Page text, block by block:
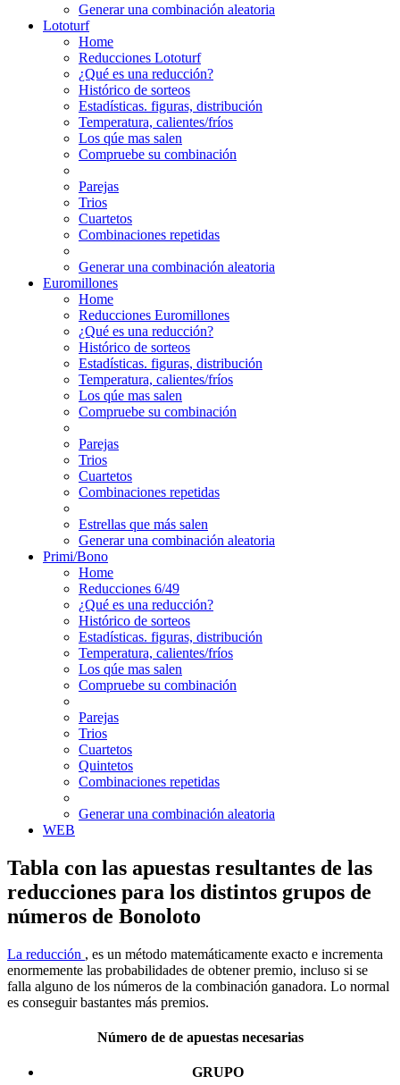
Generar una combinación aleatoria
Lototurf
Home
Reducciones Lototurf
¿Qué es una reducción?
Histórico de sorteos
Estadísticas. figuras, distribución
Temperatura, calientes/fríos
Los qúe mas salen
Compruebe su combinación
Parejas
Trios
Cuartetos
Combinaciones repetidas
Generar una combinación aleatoria
Euromillones
Home
Reducciones Euromillones
¿Qué es una reducción?
Histórico de sorteos
Estadísticas. figuras, distribución
Temperatura, calientes/fríos
Los qúe mas salen
Compruebe su combinación
Parejas
Trios
Cuartetos
Combinaciones repetidas
Estrellas que más salen
Generar una combinación aleatoria
Primi/Bono
Home
Reducciones 6/49
¿Qué es una reducción?
Histórico de sorteos
Estadísticas. figuras, distribución
Temperatura, calientes/fríos
Los qúe mas salen
Compruebe su combinación
Parejas
Trios
Cuartetos
Quintetos
Combinaciones repetidas
Generar una combinación aleatoria
WEB
Tabla con las apuestas resultantes de las
reducciones para los distintos grupos de
números de Bonoloto
La reducción , es un método matemáticamente exacto e incrementa
enormemente las probabilidades de obtener premio, incluso si se
falla alguno de los números de la combinación ganadora. Lo normal
es conseguir bastantes más premios.
Número de de apuestas necesarias
GRUPO